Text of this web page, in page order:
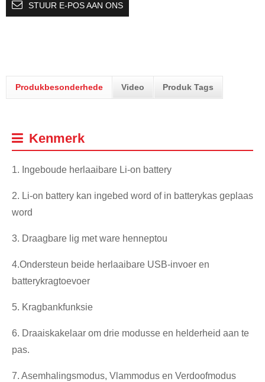
STUUR E-POS AAN ONS
Produkbesonderhede Video Produk Tags
Kenmerk
1. Ingeboude herlaaibare Li-on battery
2. Li-on battery kan ingebed word of in batterykas geplaas
word
3. Draagbare lig met ware henneptou
4.Ondersteun beide herlaaibare USB-invoer en
batterykragtoevoer
5. Kragbankfunksie
6. Draaiskakelaar om drie modusse en helderheid aan te
pas.
7. Asemhalingsmodus, Vlammodus en Verdoofmodus